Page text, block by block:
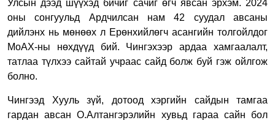
Улсын дээд шүүхэд бичиг сачиг өгч явсан эрхэм. 2024
оны сонгуульд Ардчилсан нам 42 суудал авсаны
дийлэнх нь мөнөөх л Ерөнхийлөгч асангийн толгойлдог
МоАХ-ны нөхдүүд бий. Чингэхээр ардаа хамгаалалт,
татлаа түлхээ сайтай учраас сайд болж буй гэж ойлгож
болно.
Чингээд Хууль зүй, дотоод хэргийн сайдын тамгаа
гардан авсан О.Алтангэрэлийн хувьд гараа сайн бол